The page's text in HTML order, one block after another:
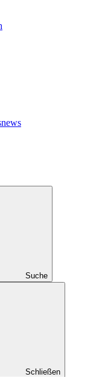
Suche
Schließen